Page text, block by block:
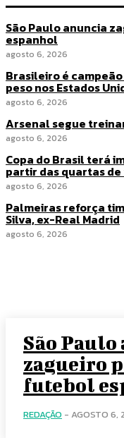
São Paulo anuncia
espanhol
agosto 6, 2026
Brasileiro é
peso nos Estados
agosto 6, 2026
Arsenal segue
agosto 6, 2026
Copa do Brasil terá
partir das quartas
agosto 6, 2026
Palmeiras reforça
Silva, ex-Real Madrid
agosto 6, 2026
São Paulo
zagueiro
futebol
REDAÇÃO - AGOSTO 6,